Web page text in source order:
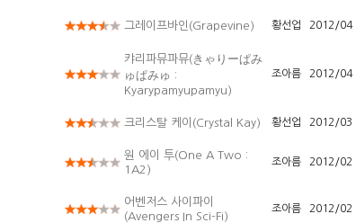
그레이프바인(Grapevine) 황선업 2012/04
캬리파뮤파뮤(きゃりーぱみ
ゅぱみゅ :
Kyarypamyupamyu)
조아름 2012/04
크리스탈 케이(Crystal Kay) 황선업 2012/03
원 에이 투(One A Two :
1A2)
조아름 2012/02
어벤저스 사이파이
(Avengers In Sci-Fi)
조아름 2012/02